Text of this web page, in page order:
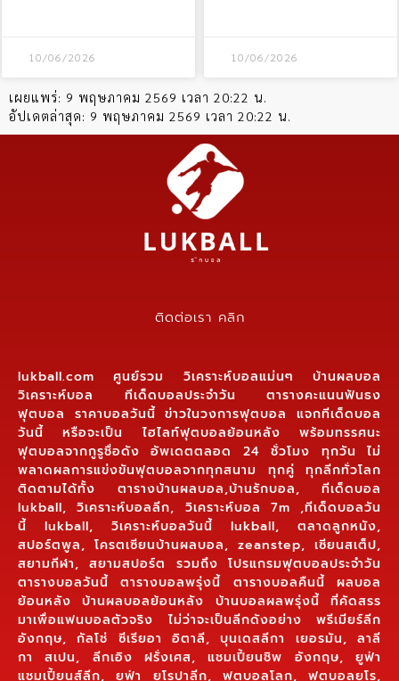
10/06/2026 10/06/2026
เผยแพร่: 9 พฤษภาคม 2569 เวลา 20:22 น.
อัปเดตล่าสุด: 9 พฤษภาคม 2569 เวลา 20:22 น.
ติดต่อเรา คลิก
lukball.com ศูนย์รวม วิเคราะห์บอลแม่นๆ บ้านผลบอล
วิเคราะห์บอล ทีเด็ดบอลประจำวัน ตารางคะแนนฟันธง
ฟุตบอล ราคาบอลวันนี้ ข่าวในวงการฟุตบอล แจกทีเด็ดบอล
วันนี้ หรือจะเป็น ไฮไลท์ฟุตบอลย้อนหลัง พร้อมทรรศนะ
ฟุตบอลจากกูรูชื่อดัง อัพเดตตลอด 24 ชั่วโมง ทุกวัน ไม่
พลาดผลการแข่งขันฟุตบอลจากทุกสนาม ทุกคู่ ทุกลีกทั่วโลก
ติดตามได้ทั้ง ตารางบ้านผลบอล,บ้านรักบอล, ทีเด็ดบอล
lukball, วิเคราะห์บอลลีก, วิเคราะห์บอล 7m ,ทีเด็ดบอลวัน
นี้ lukball, วิเคราะห์บอลวันนี้ lukball, ตลาดลูกหนัง,
สปอร์ตพูล, โครตเซียนบ้านผลบอล, zeanstep, เซียนสเต็ป,
สยามกีฬา, สยามสปอร์ต รวมถึง โปรแกรมฟุตบอลประจำวัน
ตารางบอลวันนี้ ตารางบอลพรุ่งนี้ ตารางบอลคืนนี้ ผลบอล
ย้อนหลัง บ้านผลบอลย้อนหลัง บ้านบอลผลพรุ่งนี้ ที่คัดสรร
มาเพื่อแฟนบอลตัวจริง ไม่ว่าจะเป็นลีกดังอย่าง พรีเมียร์ลีก
อังกฤษ, กัลโช่ ซีเรียอา อิตาลี, บุนเดสลีกา เยอรมัน, ลาลี
กา สเปน, ลีกเอิง ฝรั่งเศส, แชมเปี้ยนชิพ อังกฤษ, ยูฟ่า
แชมเปี้ยนส์ลีก, ยูฟ่า ยูโรปาลีก, ฟุตบอลโลก, ฟุตบอลยูโร,